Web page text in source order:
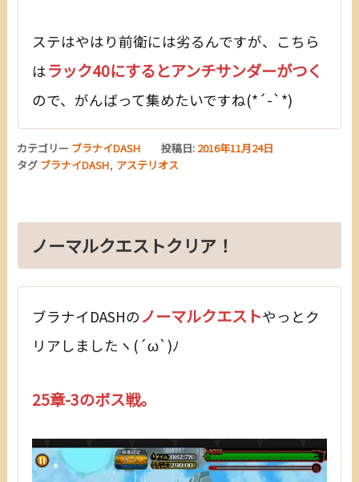
ステはやはり前衛には劣るんですが、こちら
はラック40にするとアンチサンダーがつく
ので、がんばって集めたいですね(*´-`*)
投稿日: 2016年11月24日
カテゴリー ブラナイDASH
タグ ブラナイDASH, アステリオス
ノーマルクエストクリア！
ブラナイDASHのノーマルクエストやっとク
リアしましたヽ(´ω`)ﾉ
25章-3のボス戦。